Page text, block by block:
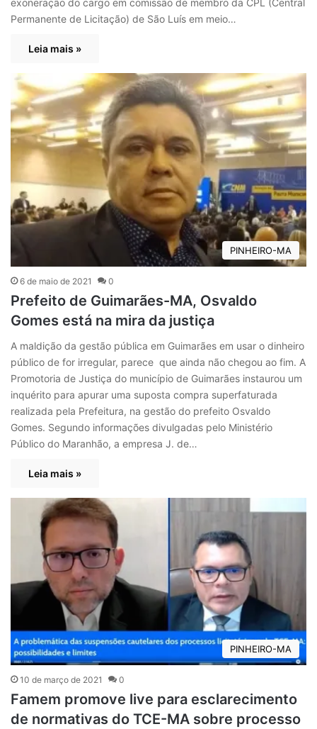
exoneração do cargo em comissão de membro da CPL (Central
Permanente de Licitação) de São Luís em meio…
Leia mais »
PINHEIRO-MA
6 de maio de 2021 0
Prefeito de Guimarães-MA, Osvaldo
Gomes está na mira da justiça
A maldição da gestão pública em Guimarães em usar o dinheiro
público de for irregular, parece que ainda não chegou ao fim. A
Promotoria de Justiça do município de Guimarães instaurou um
inquérito para apurar uma suposta compra superfaturada
realizada pela Prefeitura, na gestão do prefeito Osvaldo
Gomes. Segundo informações divulgadas pelo Ministério
Público do Maranhão, a empresa J. de…
Leia mais »
PINHEIRO-MA
10 de março de 2021 0
Famem promove live para esclarecimento
de normativas do TCE-MA sobre processo